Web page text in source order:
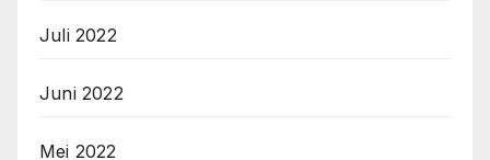
Juli 2022
Juni 2022
Mei 2022